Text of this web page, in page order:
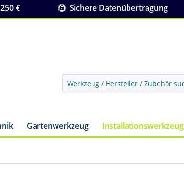
€ Sichere Datenübertragung
Gartenwerkzeug Installationswerkzeug